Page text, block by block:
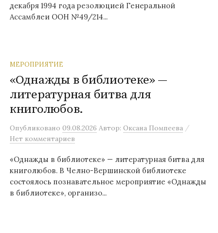
декабря 1994 года резолюцией Генеральной
Ассамблеи ООН №49/214...
МЕРОПРИЯТИЕ
«Однажды в библиотеке» —
литературная битва для
книголюбов.
Опубликовано 09.08.2026 Автор: Оксана Помпеева /
Нет комментариев
«Однажды в библиотеке» — литературная битва для
книголюбов. В Челно-Вершинской библиотеке
состоялось познавательное мероприятие «Однажды
в библиотеке», организо...